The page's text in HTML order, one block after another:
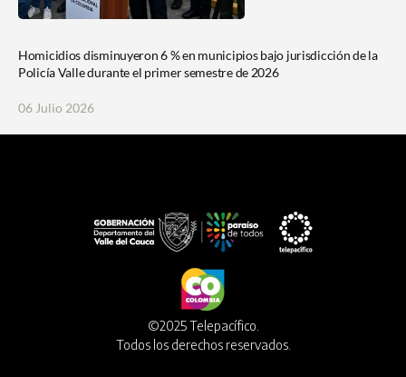
Homicidios disminuyeron 6 % en municipios bajo jurisdicción de la
Policía Valle durante el primer semestre de 2026
06 Julio 2026
©2025 Telepacífico.
Todos los derechos reservados.